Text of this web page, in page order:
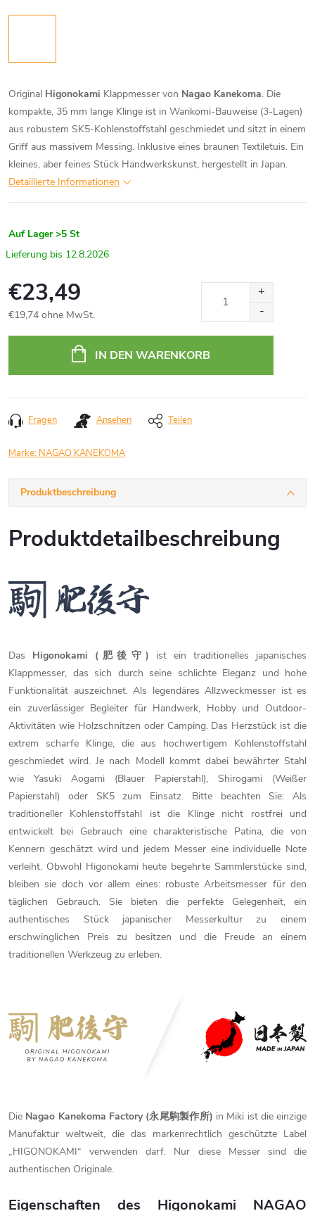
Original Higonokami Klappmesser von Nagao Kanekoma. Die
kompakte, 35 mm lange Klinge ist in Warikomi-Bauweise (3-Lagen)
aus robustem SK5-Kohlenstoffstahl geschmiedet und sitzt in einem
Griff aus massivem Messing. Inklusive eines braunen Textiletuis. Ein
kleines, aber feines Stück Handwerkskunst, hergestellt in Japan.
Detaillierte Informationen
Auf Lager >5 St
12.8.2026
€23,49
€19,74 ohne MwSt.
IN DEN WARENKORB
Fragen Ansehen Teilen
Marke: NAGAO KANEKOMA
Produktbeschreibung
Produktdetailbeschreibung
Das Higonokami (肥後守) ist ein traditionelles japanisches
Klappmesser, das sich durch seine schlichte Eleganz und hohe
Funktionalität auszeichnet. Als legendäres Allzweckmesser ist es
ein zuverlässiger Begleiter für Handwerk, Hobby und Outdoor-
Aktivitäten wie Holzschnitzen oder Camping. Das Herzstück ist die
extrem scharfe Klinge, die aus hochwertigem Kohlenstoffstahl
geschmiedet wird. Je nach Modell kommt dabei bewährter Stahl
wie Yasuki Aogami (Blauer Papierstahl), Shirogami (Weißer
Papierstahl) oder SK5 zum Einsatz. Bitte beachten Sie: Als
traditioneller Kohlenstoffstahl ist die Klinge nicht rostfrei und
entwickelt bei Gebrauch eine charakteristische Patina, die von
Kennern geschätzt wird und jedem Messer eine individuelle Note
verleiht. Obwohl Higonokami heute begehrte Sammlerstücke sind,
bleiben sie doch vor allem eines: robuste Arbeitsmesser für den
täglichen Gebrauch. Sie bieten die perfekte Gelegenheit, ein
authentisches Stück japanischer Messerkultur zu einem
erschwinglichen Preis zu besitzen und die Freude an einem
traditionellen Werkzeug zu erleben.
Die Nagao Kanekoma Factory (永尾駒製作所) in Miki ist die einzige
Manufaktur weltweit, die das markenrechtlich geschützte Label
„HIGONOKAMI“ verwenden darf. Nur diese Messer sind die
authentischen Originale.
Eigenschaften des Higonokami NAGAO